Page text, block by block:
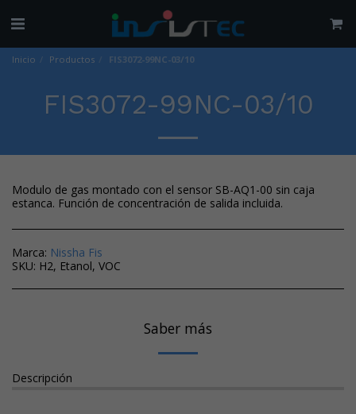
Inicio Productos FIS3072-99NC-03/10
FIS3072-99NC-03/10
Modulo de gas montado con el sensor SB-AQ1-00 sin caja
estanca. Función de concentración de salida incluida.
Marca: Nissha Fis
SKU: H2, Etanol, VOC
Saber más
Descripción